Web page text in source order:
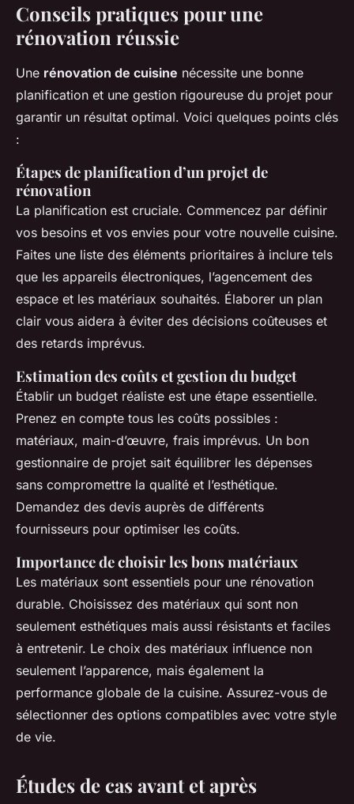
Conseils pratiques pour une
rénovation réussie
Une rénovation de cuisine nécessite une bonne
planification et une gestion rigoureuse du projet pour
garantir un résultat optimal. Voici quelques points clés
:
Étapes de planification d’un projet de
rénovation
La planification est cruciale. Commencez par définir
vos besoins et vos envies pour votre nouvelle cuisine.
Faites une liste des éléments prioritaires à inclure tels
que les appareils électroniques, l’agencement des
espace et les matériaux souhaités. Élaborer un plan
clair vous aidera à éviter des décisions coûteuses et
des retards imprévus.
Estimation des coûts et gestion du budget
Établir un budget réaliste est une étape essentielle.
Prenez en compte tous les coûts possibles :
matériaux, main-d’œuvre, frais imprévus. Un bon
gestionnaire de projet sait équilibrer les dépenses
sans compromettre la qualité et l’esthétique.
Demandez des devis auprès de différents
fournisseurs pour optimiser les coûts.
Importance de choisir les bons matériaux
Les matériaux sont essentiels pour une rénovation
durable. Choisissez des matériaux qui sont non
seulement esthétiques mais aussi résistants et faciles
à entretenir. Le choix des matériaux influence non
seulement l’apparence, mais également la
performance globale de la cuisine. Assurez-vous de
sélectionner des options compatibles avec votre style
de vie.
Études de cas avant et après